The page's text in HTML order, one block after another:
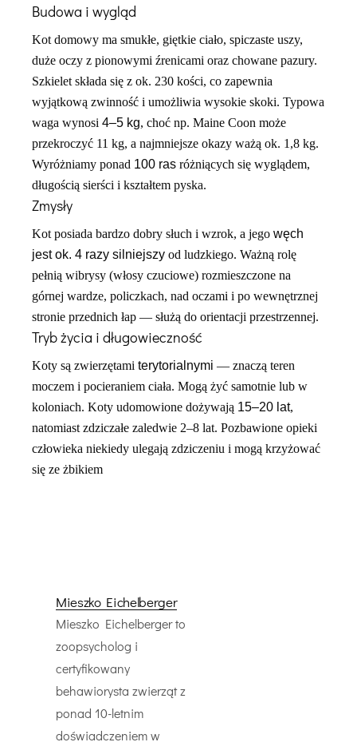
Budowa i wygląd
Kot domowy ma smukłe, giętkie ciało, spiczaste uszy,
duże oczy z pionowymi źrenicami oraz chowane pazury.
Szkielet składa się z ok. 230 kości, co zapewnia
wyjątkową zwinność i umożliwia wysokie skoki. Typowa
waga wynosi4–5 kg, choć np. Maine Coon może
przekroczyć 11 kg, a najmniejsze okazy ważą ok. 1,8 kg.
Wyróżniamy ponad 100 ras różniących się wyglądem,
długością sierści i kształtem pyska.
Zmysły
Kot posiada bardzo dobry słuch i wzrok, a jegowęch
jest ok. 4 razy silniejszy od ludzkiego. Ważną rolę
pełnią wibrysy (włosy czuciowe) rozmieszczone na
górnej wardze, policzkach, nad oczami i po wewnętrznej
stronie przednich łap — służą do orientacji przestrzennej.
Tryb życia i długowieczność
Koty są zwierzętamiterytorialnymi — znaczą teren
moczem i pocieraniem ciała. Mogą żyć samotnie lub w
koloniach. Koty udomowione dożywają 15–20 lat,
natomiast zdziczałe zaledwie 2–8 lat. Pozbawione opieki
człowieka niekiedy ulegają zdziczeniu i mogą krzyżować
się ze żbikiem
Mieszko Eichelberger
Mieszko Eichelberger to
zoopsycholog i
certyfikowany
behawiorysta zwierząt z
ponad 10-letnim
doświadczeniem w